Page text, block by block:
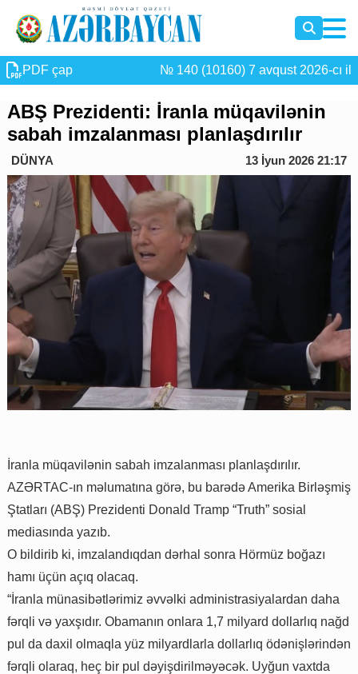
PDF çap № 140 (10160) 7 avqust 2026-cı il
ABŞ Prezidenti: İranla müqavilənin
sabah imzalanması planlaşdırılır
DÜNYA 13 İyun 2026 21:17
İranla müqavilənin sabah imzalanması planlaşdırılır.
AZƏRTAC-ın məlumatına görə, bu barədə Amerika Birləşmiş
Ştatları (ABŞ) Prezidenti Donald Tramp “Truth” sosial
mediasında yazıb.
O bildirib ki, imzalandıqdan dərhal sonra Hörmüz boğazı
hamı üçün açıq olacaq.
“İranla münasibətlərimiz əvvəlki administrasiyalardan daha
fərqli və yaxşıdır. Obamanın onlara 1,7 milyard dollarlıq nağd
pul da daxil olmaqla yüz milyardlarla dollarlıq ödənişlərindən
fərqli olaraq, heç bir pul dəyişdirilməyəcək. Uyğun vaxtda